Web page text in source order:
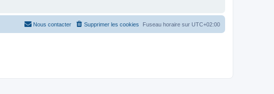
Fuseau horaire sur UTC+02:00
Supprimer les cookies
Nous contacter